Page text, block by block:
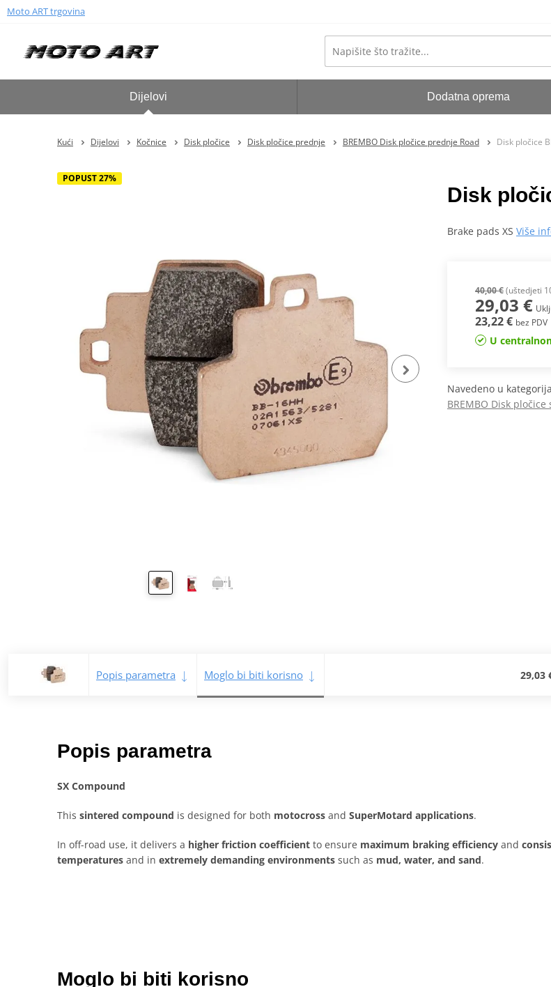
Moto ART trgovina
Dijelovi Dodatna oprema
Kući Dijelovi Kočnice Disk pločice Disk pločice prednje BREMBO Disk pločice prednje Road Disk pločice
POPUST 27%
Disk
Brake pads XS Više
40,00 €(uštedjeti
29,03 €
23,22 € bez PDV
U
Navedeno u
BREMBO Disk pločice
Popis parametra Moglo bi biti korisno 29,03
Popis parametra
SX Compound
This sintered compound is designed for both motocross and SuperMotard applications.
In off-road use, it delivers a higher friction coefficient to ensure maximum braking efficiency and
temperatures and in extremely demanding environments such as mud, water, and sand.
Moglo bi biti korisno